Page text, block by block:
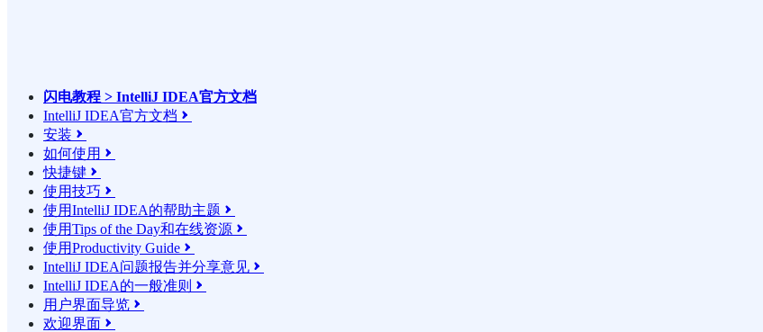
闪电教程 > IntelliJ IDEA官方文档
IntelliJ IDEA官方文档 
安装 
如何使用 
快捷键 
使用技巧 
使用IntelliJ IDEA的帮助主题 
使用Tips of the Day和在线资源 
使用Productivity Guide 
IntelliJ IDEA问题报告并分享意见 
IntelliJ IDEA的一般准则 
用户界面导览 
欢迎界面 